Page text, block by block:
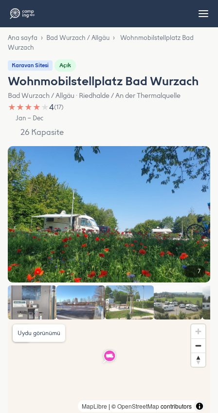
Ana sayfa › Bad Wurzach / Allgäu ›
Wohnmobilstellplatz Bad
Wurzach
Karavan Sitesi Açık
Wohnmobilstellplatz Bad Wurzach
Bad Wurzach / Allgäu · Riedhalde / An der Thermalquelle
★ ★ ★ ★ ★4(17)
Jan – Dec
26 Kapasite
7
MapLibre | ©OpenStreetMapcontributors
Uydu görünümü